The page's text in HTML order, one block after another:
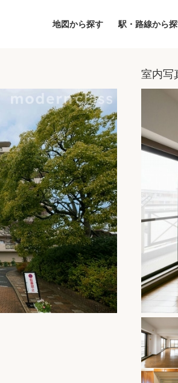
地図から探す 駅・路線から
室内写